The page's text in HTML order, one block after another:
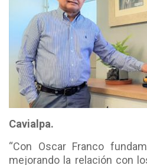
Cavialpa.
“Con Oscar Franco
mejorando la relación con